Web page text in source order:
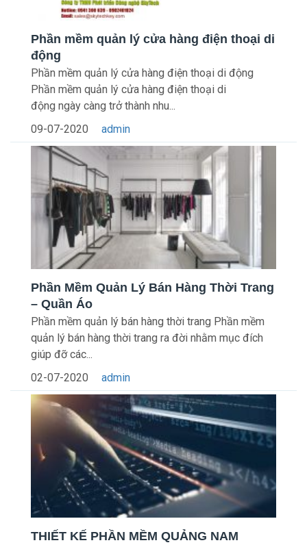
Phần mềm quản lý cửa hàng điện thoại di
động
Phần mềm quản lý cửa hàng điện thoại di động
Phần mềm quản lý cửa hàng điện thoại di
động ngày càng trở thành nhu...
09-07-2020
admin
Phần Mềm Quản Lý Bán Hàng Thời Trang
– Quần Áo
Phần mềm quản lý bán hàng thời trang Phần mềm
quản lý bán hàng thời trang ra đời nhằm mục đích
giúp đỡ các...
02-07-2020
admin
THIẾT KẾ PHẦN MỀM QUẢNG NAM